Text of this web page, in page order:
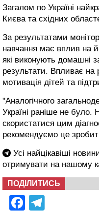
Загалом по Україні
Києва та східних
За результатами
навчання має вплив на
які виконують домашні
результати. Впливає на
мотивація дітей та
"Аналогічного
Україні раніше не було.
скористатися цим
рекомендуємо це
Усі найцікавіші
отримувати на нашому
ПОДІЛИТИСЬ
Facebook